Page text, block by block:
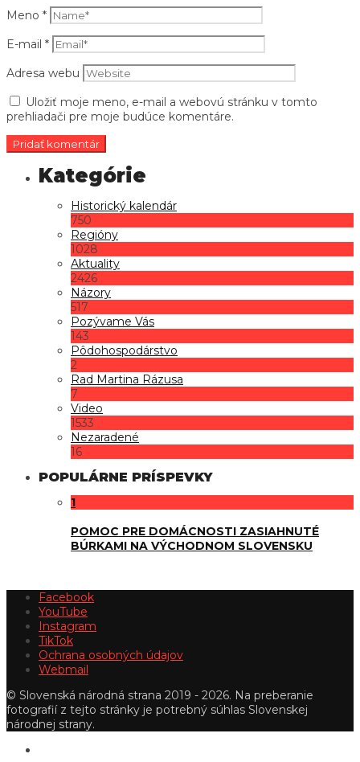
Meno *
E-mail *
Adresa webu
Uložiť moje meno, e-mail a webovú stránku v tomto
prehliadači pre moje budúce komentáre.
Historický kalendár
750
Regióny
1028
Aktuality
2426
Názory
517
Pozývame Vás
143
Pôdohospodárstvo
2
Rad Martina Rázusa
7
Video
1533
Nezaradené
16
POPULÁRNE PRÍSPEVKY
1
POMOC PRE DOMÁCNOSTI ZASIAHNUTÉ
BÚRKAMI NA VÝCHODNOM SLOVENSKU
Facebook
YouTube
Instagram
TikTok
Ochrana osobných údajov
Webmail
© Slovenská národná strana 2019 - 2026. Na preberanie
fotografií z tejto stránky je potrebný súhlas Slovenskej
národnej strany.